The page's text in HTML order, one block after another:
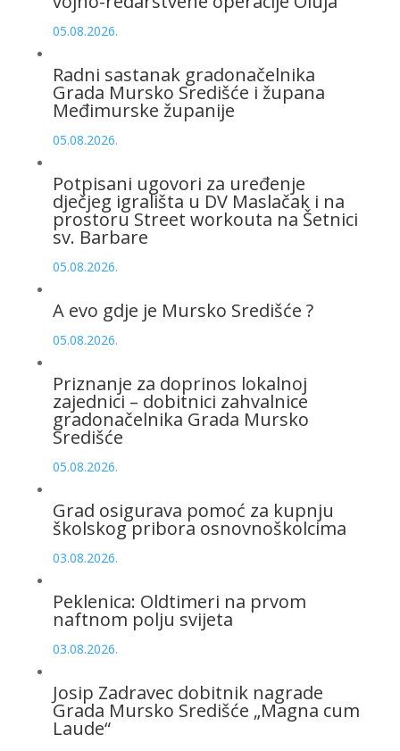
05.08.2026.
Radni sastanak gradonačelnika
Grada Mursko Središće i župana
Međimurske županije
05.08.2026.
Potpisani ugovori za uređenje
dječjeg igrališta u DV Maslačak i na
prostoru Street workouta na Šetnici
sv. Barbare
05.08.2026.
A evo gdje je Mursko Središće ?
05.08.2026.
Priznanje za doprinos lokalnoj
zajednici – dobitnici zahvalnice
gradonačelnika Grada Mursko
Središće
05.08.2026.
Grad osigurava pomoć za kupnju
školskog pribora osnovnoškolcima
03.08.2026.
Peklenica: Oldtimeri na prvom
naftnom polju svijeta
03.08.2026.
Josip Zadravec dobitnik nagrade
Grada Mursko Središće „Magna cum
Laude“